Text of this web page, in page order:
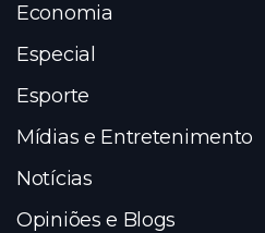
Economia
Especial
Esporte
Mídias e Entretenimento
Notícias
Opiniões e Blogs